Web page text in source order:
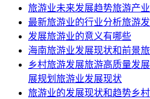
旅游业未来发展趋势旅游产
最新旅游业的行业分析旅游
发展旅游业的意义有哪些
海南旅游业发展现状和前景
乡村旅游发展旅游高质量发
展规划旅游业发展现状
旅游业的发展现状和趋势乡